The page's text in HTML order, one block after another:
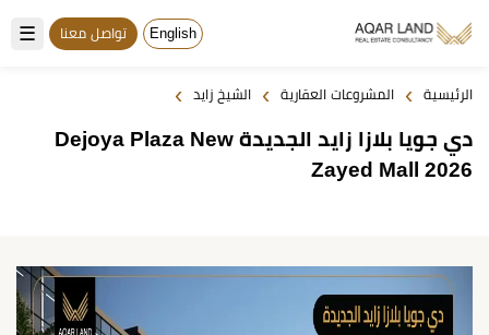
☰ English تواصل معنا
الرئيسية › المشروعات العقارية › الشيخ زايد ›
دي جويا بلازا زايد الجديدة Dejoya Plaza New
Zayed Mall 2026